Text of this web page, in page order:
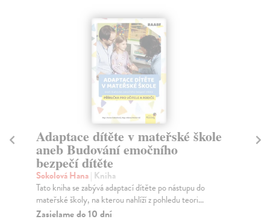
Adaptace dítěte v mateřské škole
aneb Budování emočního
bezpečí dítěte
Sokolová Hana| Kniha
Tato kniha se zabývá adaptací dítěte po nástupu do
mateřské školy, na kterou nahlíží z pohledu teori...
Zasielame do 10 dní